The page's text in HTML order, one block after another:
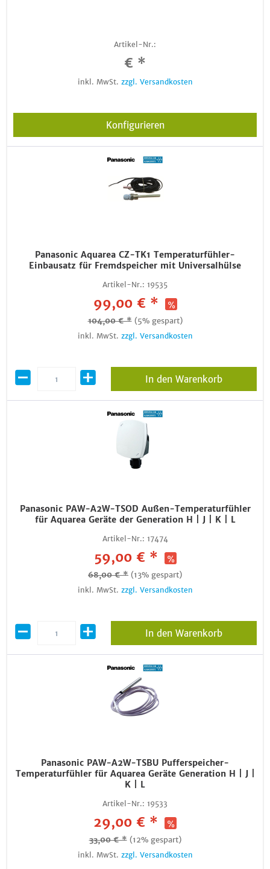
Artikel-Nr.:
€ *
inkl. MwSt. zzgl. Versandkosten
Konfigurieren
Panasonic Aquarea CZ-TK1 Temperaturfühler-
Einbausatz für Fremdspeicher mit Universalhülse
Artikel-Nr.: 19535
99,00 € *
104,00 € * (5% gespart)
inkl. MwSt. zzgl. Versandkosten
In den Warenkorb
Panasonic PAW-A2W-TSOD Außen-Temperaturfühler
für Aquarea Geräte der Generation H | J | K | L
Artikel-Nr.: 17474
59,00 € *
68,00 € * (13% gespart)
inkl. MwSt. zzgl. Versandkosten
In den Warenkorb
Panasonic PAW-A2W-TSBU Pufferspeicher-
Temperaturfühler für Aquarea Geräte Generation H | J |
K | L
Artikel-Nr.: 19533
29,00 € *
33,00 € * (12% gespart)
inkl. MwSt. zzgl. Versandkosten